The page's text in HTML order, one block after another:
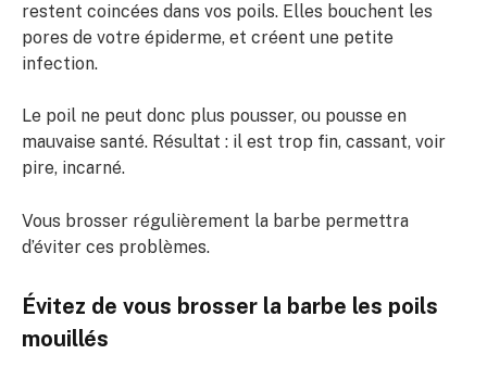
restent coincées dans vos poils. Elles bouchent les
pores de votre épiderme, et créent une petite
infection.
Le poil ne peut donc plus pousser, ou pousse en
mauvaise santé. Résultat : il est trop fin, cassant, voir
pire, incarné.
Vous brosser régulièrement la barbe permettra
d’éviter ces problèmes.
Évitez de vous brosser la barbe les poils
mouillés